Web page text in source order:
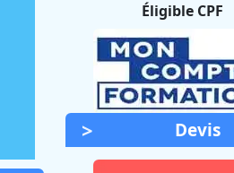
Éligible CPF
Devis